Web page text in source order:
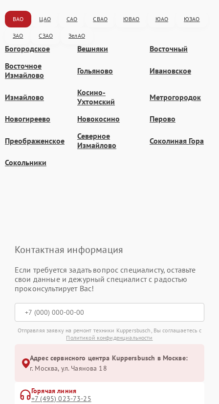
ВАО ЦАО САО СВАО ЮВАО ЮАО ЮЗАО
ЗАО СЗАО ЗелАО
Богородское Вешняки
Восточный
Восточное
Измайлово
Гольяново Ивановское
Измайлово
Косино-
Ухтомский
Метрогородок
Новогиреево Новокосино Перово
Преображенское
Северное
Измайлово
Соколиная Гора
Сокольники
Контактная информация
Если требуется задать вопрос специалисту, оставьте
свои данные и дежурный специалист с радостью
проконсультирует Вас!
Отправляя заявку на ремонт техники Kuppersbusch, Вы соглашаетесь с
Политикой конфиденциальности
Адрес сервисного центра Kuppersbusch в Москве:
г. Москва, ул. Чаянова 18
Горячая линия
+7 (495) 023-73-25